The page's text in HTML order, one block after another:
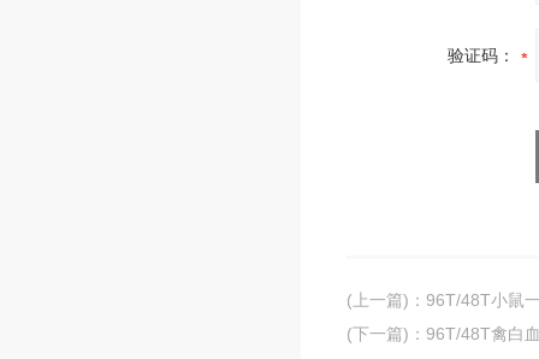
验证码：
(上一篇) ： 96T/48T小鼠
(下一篇) ： 96T/48T禽白